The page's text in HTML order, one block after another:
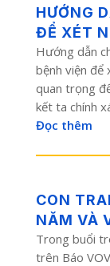
HƯỚNG
ĐỂ XÉT
Hướng dẫn
bệnh viện để
quan trọng
kết ta chính
Đọc thêm
CON
NĂM VÀ
Trong buổi
trên Báo